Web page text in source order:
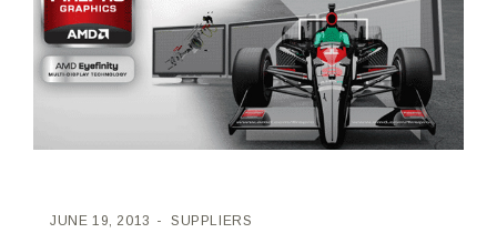
JUNE 19, 2013 SUPPLIERS